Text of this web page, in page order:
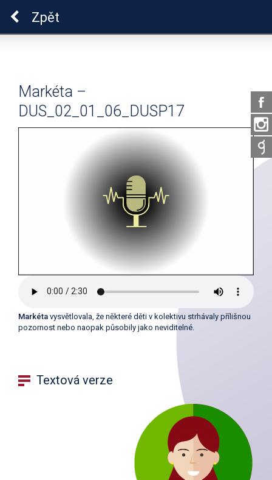
Zpět
Markéta –
DUS_02_01_06_DUSP17
Markéta vysvětlovala, že některé děti v kolektivu strhávaly přílišnou
pozornost nebo naopak působily jako neviditelné.
Textová verze